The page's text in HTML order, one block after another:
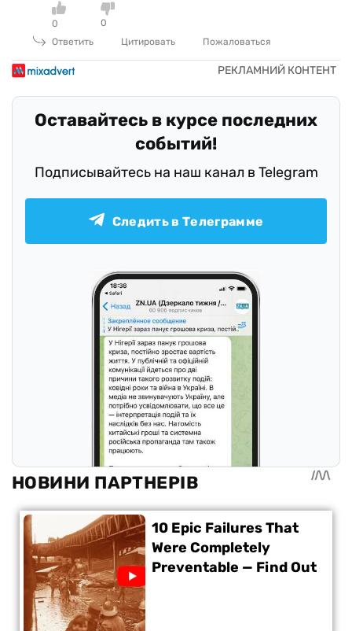
0
0
Ответить
Цитировать Пожаловаться
Оставайтесь в курсе последних
событий!
Подписывайтесь на наш канал в Telegram
Следить в Телеграмме